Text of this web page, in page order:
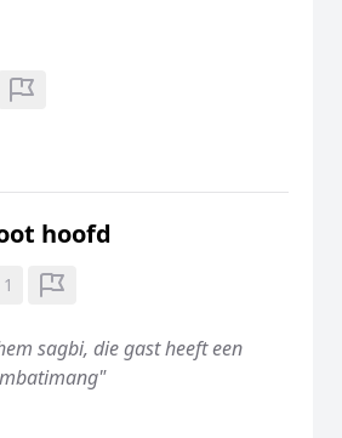
hoofd
1
sagbi, die gast heeft een